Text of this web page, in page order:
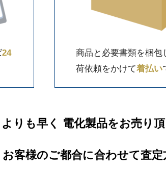
24
商品と必要書類を梱包
荷依頼をかけて着払い
りも早く 電化製品をお売り
お客様のご都合に合わせて査定